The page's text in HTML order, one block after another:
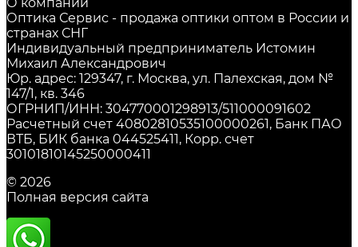
Оптика Сервис - продажа оптики оптом в России и
странах СНГ
Индивидуальный предприниматель Истомин
Михаил Александрович
Юр. адрес: 129347, г. Москва, ул. Палехская, дом №
147/1, кв. 346
ОГРНИП/ИНН: 304770001298913/511000091602
Расчетный счет 40802810535100000261, Банк ПАО
ВТБ, БИК банка 044525411, Корр. счет
30101810145250000411
© 2026
Полная версия сайта